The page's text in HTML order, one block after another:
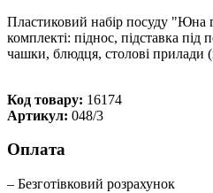
Пластиковий набір посуду "Юна
комплекті: піднос, підставка
чашки, блюдця, столові прилади
Код товару: 16174
Артикул: 048/3
Оплата
– Безготівковий розрахунок